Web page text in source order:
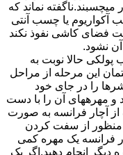
نماند که
آکواریوم یا چسب آنتی
فضای کاشی نفوذ نکند
نشود.
حالا نوبت به
این مرحله از مراحل
را در جای خود
و مهرههای آن را با دست
از آچار فرانسه به صورت
از سفت کردن
فرانسه یک مهره کمی
انجام دهید.اگر یک